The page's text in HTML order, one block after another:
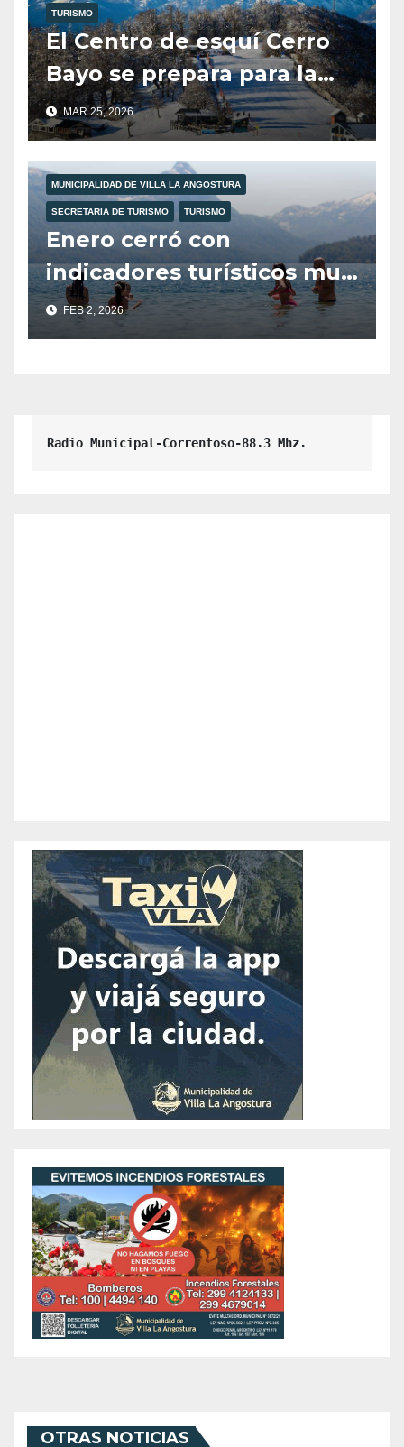
TURISMO
El Centro de esquí Cerro
Bayo se prepara para la
temporada de invierno.
MAR 25, 2026
MUNICIPALIDAD DE VILLA LA ANGOSTURA
SECRETARIA DE TURISMO TURISMO
Enero cerró con
indicadores turísticos muy
positivos en la provincia
del Neuquén.
FEB 2, 2026
Radio Municipal-Correntoso-88.3 Mhz.
OTRAS NOTICIAS